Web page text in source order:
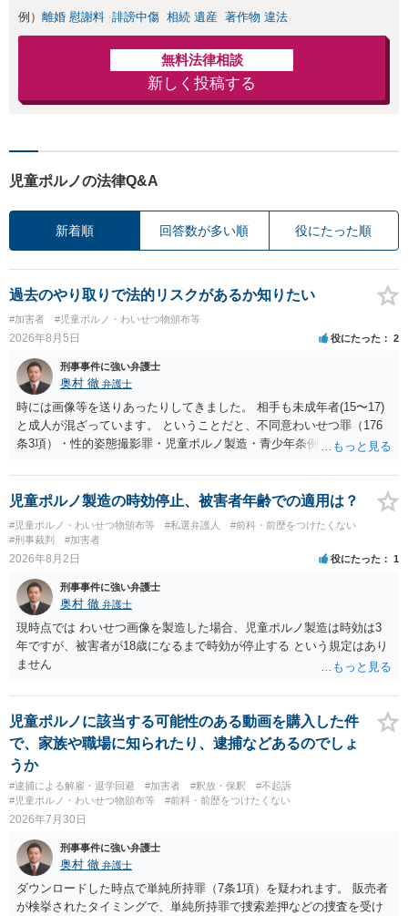
例） 離婚 慰謝料 誹謗中傷 相続 遺産 著作物 違法
無料法律相談
新しく投稿する
児童ポルノの法律Q&A
新着順 回答数が多い順 役にたった順
過去のやり取りで法的リスクがあるか知りたい
#加害者 #児童ポルノ・わいせつ物頒布等
2026年8月5日 役にたった 2
刑事事件に強い弁護士
奥村 徹 弁護士
時には画像等を送りあったりしてきました。 相手も未成年者(15〜17)
と成人が混ざっています。 ということだと、不同意わいせつ罪（176
条3項）・性的姿態撮影罪・児童ポルノ製造・青少年条例違反（わいせ
で、警察にバレれば、それなりの捜査を受けるでしょう。
児童ポルノ製造の時効停止、被害者年齢での適用は？
#児童ポルノ・わいせつ物頒布等 #私選弁護人
#前科・前歴をつけたくない
#刑事裁判
#加害者
2026年8月2日 役にたった 1
刑事事件に強い弁護士
奥村 徹 弁護士
現時点では わいせつ画像を製造した場合、児童ポルノ製造は時効は3
年ですが、被害者が18歳になるまで時効が停止する という規定はあり
ません
児童ポルノに該当する可能性のある動画を購入した件
で、家族や職場に知られたり、逮捕などあるのでしょ
うか
#逮捕による解雇・退学回避 #加害者 #釈放・保釈
#不起訴
#児童ポルノ・わいせつ物頒布等
#前科・前歴をつけたくない
2026年7月30日
刑事事件に強い弁護士
奥村 徹 弁護士
ダウンロードした時点で単純所持罪（7条1項）を疑われます。 販売者
が検挙されたタイミングで、単純所持罪で捜索差押などの捜査を受け